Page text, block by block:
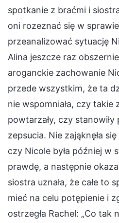
spotkanie z braćmi i
oni rozeznać się w
przeanalizować sytuację
Alina jeszcze raz
aroganckie zachowanie
przede wszystkim, że ta
nie wspomniała, czy takie
powtarzały, czy
zepsucia. Nie zająknęła
czy Nicole była później w
prawdę, a następnie
siostra uznała, że całe to
mieć na celu potępienie i
ostrzegła Rachel: „Co tak